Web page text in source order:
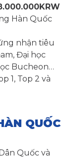
Hàn Quốc
nhận tiêu
Đại học
Bucheon…
1, Top 2 và
QUỐC
Quốc và